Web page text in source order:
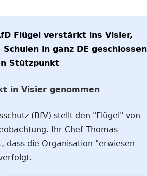
Flügel verstärkt ins Visier,
in ganz DE geschlossen
Stützpunkt
in Visier genommen
(BfV) stellt den "Flügel" von
Ihr Chef Thomas
dass die Organisation "erwiesen